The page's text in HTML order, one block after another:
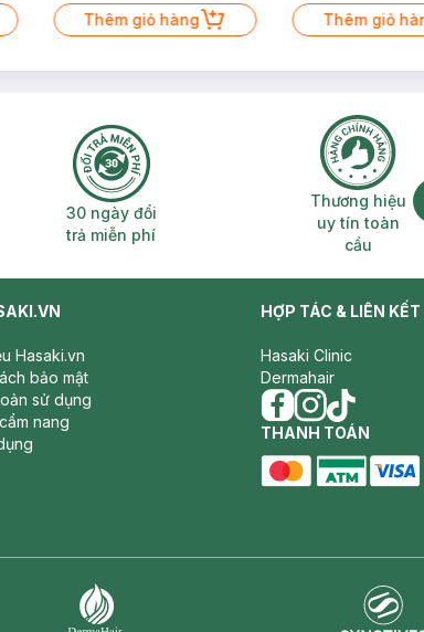
Thêm giỏ hàng Thêm giỏ
2H 30 ngày đổi trả miễn phí
30 ngày đổi
trả miễn phí
Thương hiệu
uy tín toàn
cầu
Hasaki.vn
bảo mật
sử dụng
nang
HỢP TÁC & LIÊN KẾT
Hasaki Clinic
Dermahair
facebook
instagram
tiktok
THANH TOÁN